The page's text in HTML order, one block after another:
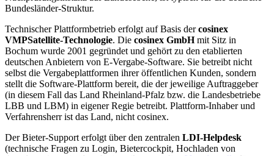
Bundesländer-Struktur.
Technischer Plattformbetrieb erfolgt auf Basis dercosinex
VMPSatellite-Technologie. Die cosinex GmbHmit Sitz in
Bochum wurde 2001 gegründet und gehört zu den etablierten
deutschen Anbietern von E-Vergabe-Software. Sie betreibt nicht
selbst die Vergabeplattformen ihrer öffentlichen Kunden, sondern
stellt die Software-Plattform bereit, die der jeweilige Auftraggeber
(in diesem Fall das Land Rheinland-Pfalz bzw. die Landesbetriebe
LBB und LBM) in eigener Regie betreibt. Plattform-Inhaber und
Verfahrensherr ist das Land, nicht cosinex.
Der Bieter-Support erfolgt über den zentralen LDI-Helpdesk
(technische Fragen zu Login, Bietercockpit, Hochladen von